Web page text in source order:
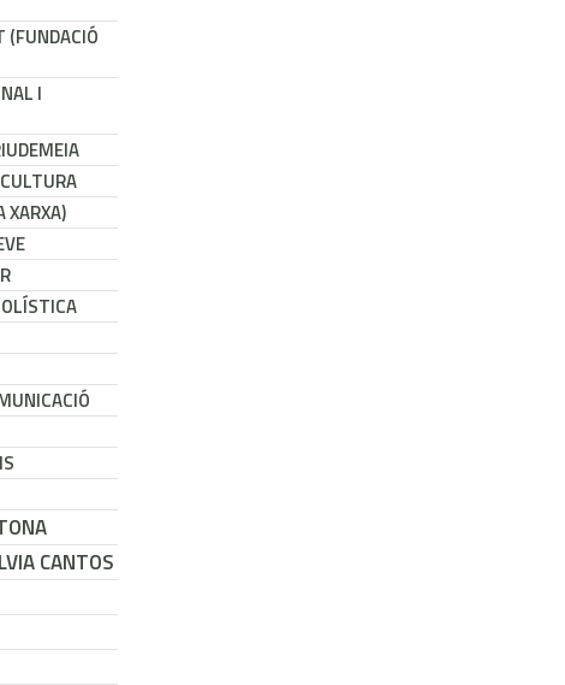
(FUNDACIÓ
I
XARXA)
CANTOS